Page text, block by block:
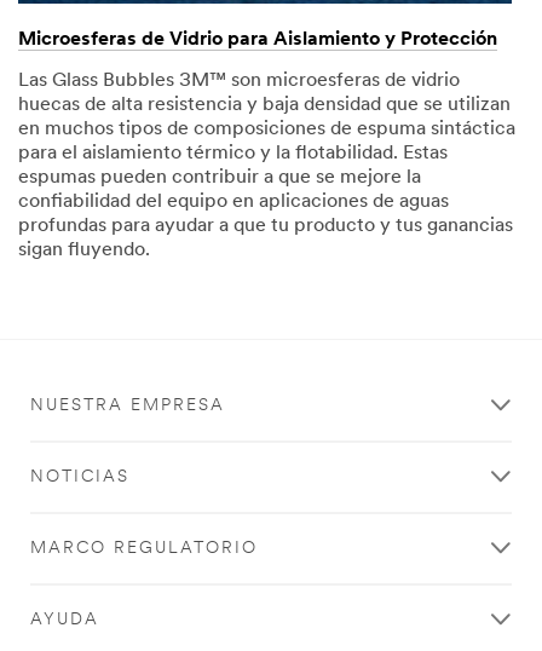
Microesferas de Vidrio para Aislamiento y Protección
Las Glass Bubbles 3M™ son microesferas de vidrio
huecas de alta resistencia y baja densidad que se utilizan
en muchos tipos de composiciones de espuma sintáctica
para el aislamiento térmico y la flotabilidad. Estas
espumas pueden contribuir a que se mejore la
confiabilidad del equipo en aplicaciones de aguas
profundas para ayudar a que tu producto y tus ganancias
sigan fluyendo.
NUESTRA EMPRESA
NOTICIAS
MARCO REGULATORIO
AYUDA